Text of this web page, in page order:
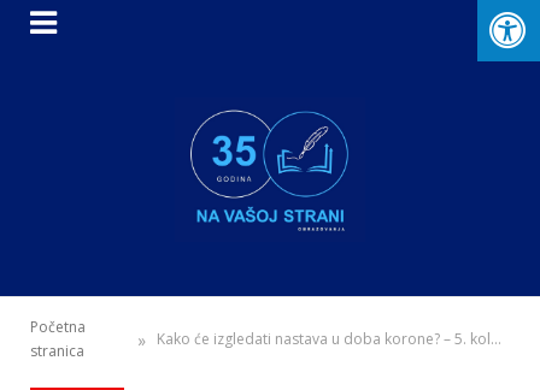
Početna
stranica
» Kako će izgledati nastava u doba korone? – 5. kolovoza 2020.